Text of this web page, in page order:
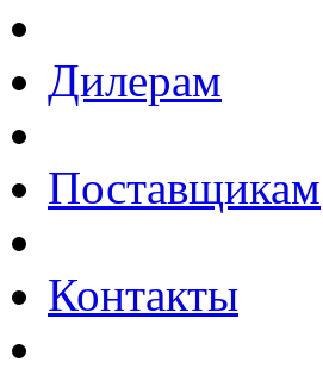
Дилерам
Поставщикам
Контакты